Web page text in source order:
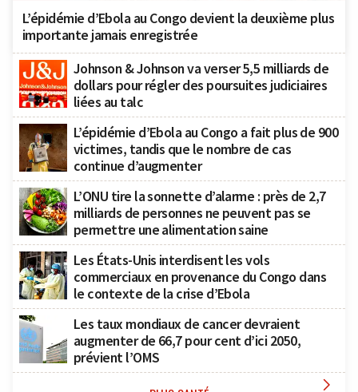
L’épidémie d’Ebola au Congo devient la deuxième plus
importante jamais enregistrée
Johnson & Johnson va verser 5,5 milliards de
dollars pour régler des poursuites judiciaires
liées au talc
L’épidémie d’Ebola au Congo a fait plus de 900
victimes, tandis que le nombre de cas
continue d’augmenter
L’ONU tire la sonnette d’alarme : près de 2,7
milliards de personnes ne peuvent pas se
permettre une alimentation saine
Les États-Unis interdisent les vols
commerciaux en provenance du Congo dans
le contexte de la crise d’Ebola
Les taux mondiaux de cancer devraient
augmenter de 66,7 pour cent d’ici 2050,
prévient l’OMS
